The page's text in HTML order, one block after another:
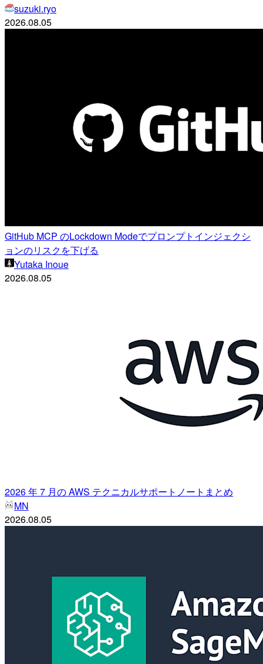
suzuki.ryo
2026.08.05
GitHub MCP のLockdown Modeでプロンプトインジェクシ
ョンのリスクを下げる
Yutaka Inoue
2026.08.05
2026 年 7 月の AWS テクニカルサポートノートまとめ
MN
2026.08.05